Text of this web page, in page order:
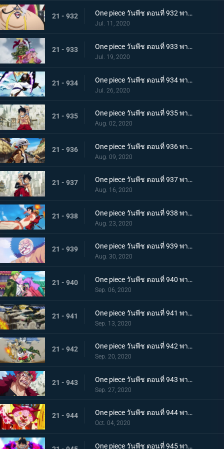
21 - 932 One piece วันพีช ตอนที่ 932 พากย์ไทย อยู่หรือตาย ศึกซูโม่อินเฟอร์โนของควีน
Jul. 11, 2020
21 - 933 One piece วันพีช ตอนที่ 933 พากย์ไทย กิวคิมารุ! ศึกตัดสินของโซโลบนสะพานโออิฮางิ
Jul. 19, 2020
21 - 934 One piece วันพีช ตอนที่ 934 พากย์ไทย สถานะการณ์พลิกผัน! วิชาสามดาบข้ามเงื้อมมือมัจจุราช!
Jul. 26, 2020
21 - 935 One piece วันพีช ตอนที่ 935 พากย์ไทย โซโลต้องตะลึง! ตัวตนที่แท้จริงของสาวงามผู้เลอโฉม
Aug. 02, 2020
21 - 936 One piece วันพีช ตอนที่ 936 พากย์ไทย เรียนรู้ถึงแก่น ฮาคิแห่งวาโนะ ริวโอ!
Aug. 09, 2020
21 - 937 One piece วันพีช ตอนที่ 937 พากย์ไทย โทโนะยาสุ! ผู้เป็นที่รักของเมืองเอบิสุ!
Aug. 16, 2020
21 - 938 One piece วันพีช ตอนที่ 938 พากย์ไทย สะเทือนทั่วหล้า ตัวตนที่แท้จริงของจอมโจรเจ้าหนูสามฉลู
Aug. 23, 2020
21 - 939 One piece วันพีช ตอนที่ 939 พากย์ไทย ความเจ็บปวดของพวกพ้อง! การช่วยเหลือโทโนะยาสุที่ถูกจับ
Aug. 30, 2020
21 - 940 One piece วันพีช ตอนที่ 940 พากย์ไทย ความโกรธของโซโล ตัวตนที่แท้จริงของผลสไมล์!
Sep. 06, 2020
21 - 941 One piece วันพีช ตอนที่ 941 พากย์ไทย น้ำตาโทโกะ ลูกปืนที่ไร้ความรู้สึกของโอโรจิ!
Sep. 13, 2020
21 - 942 One piece วันพีช ตอนที่ 942 พากย์ไทย ใส่ให้ยับ! ความวุ่นวาย! การต่อสู้ที่ลานประหาร
Sep. 20, 2020
21 - 943 One piece วันพีช ตอนที่ 943 พากย์ไทย การตัดสินใจของลูฟี่ ทลายการแข่งซูโม่นรก!
Sep. 27, 2020
21 - 944 One piece วันพีช ตอนที่ 944 พากย์ไทย การมาของพายุ! บิ๊กมัมอาละวาด!
Oct. 04, 2020
One piece วันพีช ตอนที่ 945 พากย์ไทย ความแค้นถั่วแดงต้ม ลูฟี่เข้าตาจน